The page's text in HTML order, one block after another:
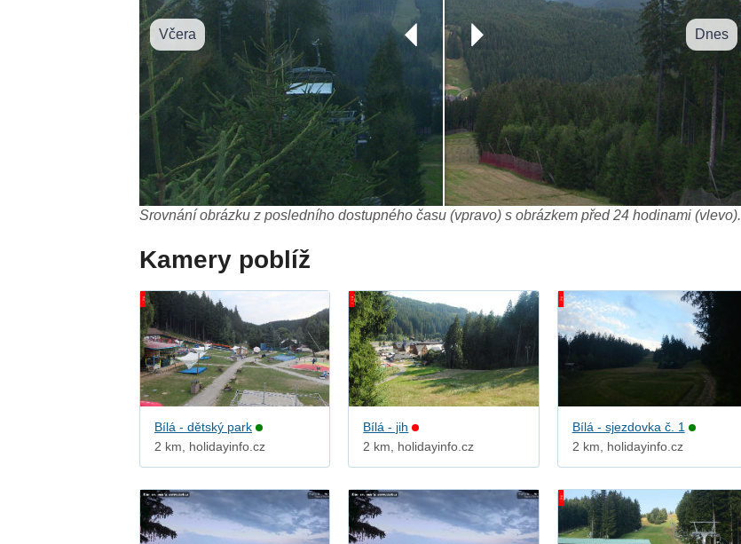
Včera Dnes
Srovnání obrázku z posledního dostupného času (vpravo) s obrázkem před 24 hodinami (vlevo).
Kamery poblíž
Bílá - dětský park
2 km, holidayinfo.cz
Bílá - jih
2 km, holidayinfo.cz
Bílá - sjezdovka č. 1
2 km, holidayinfo.cz